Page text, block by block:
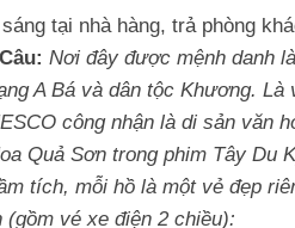
tại nhà hàng, trả phòng
Nơi đây được mệnh danh
A Bá và dân tộc Khương. Là
công nhận là di sản văn
Quả Sơn trong phim Tây
tích, mỗi hồ là một vẻ đẹp
(gồm vé xe điện 2 chiều):